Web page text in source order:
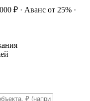
₽ · Аванс от 25% ·